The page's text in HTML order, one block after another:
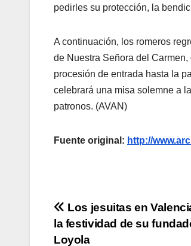
pedirles su protección, la
A continuación, los romeros
de Nuestra Señora del
procesión de entrada hasta la
celebrará una misa solemne a
patronos. (AVAN)
Fuente original: http://
Navegación
de
Los jesuitas en
la festividad de su
Loyola